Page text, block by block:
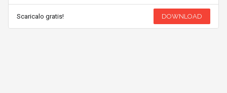
Scaricalo gratis! DOWNLOAD